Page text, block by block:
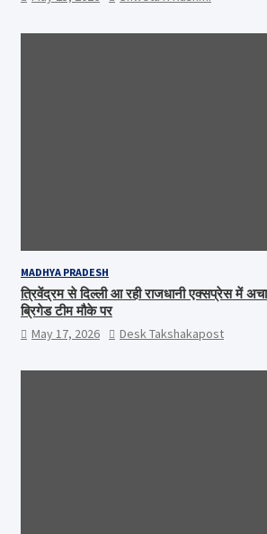
MADHYA PRADESH
त्रिवेंद्रम से दिल्ली आ रही राजधानी एक्सप्रेस में
ब्रिगेड टीम मौके पर
May 17, 2026 Desk Takshakapost